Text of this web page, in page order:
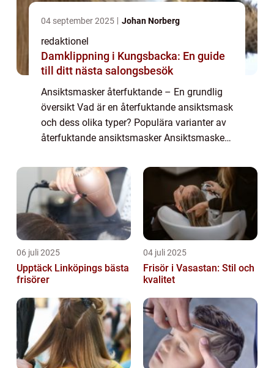
04 september 2025 Johan Norberg
redaktionel
Damklippning i Kungsbacka: En guide
till ditt nästa salongsbesök
Ansiktsmasker återfuktande – En grundlig
översikt Vad är en återfuktande ansiktsmask
och dess olika typer? Populära varianter av
återfuktande ansiktsmasker Ansiktsmasker
bibehålla och förbättra hude...
06 juli 2025
Upptäck Linköpings bästa
frisörer
04 juli 2025
Frisör i Vasastan: Stil och
kvalitet